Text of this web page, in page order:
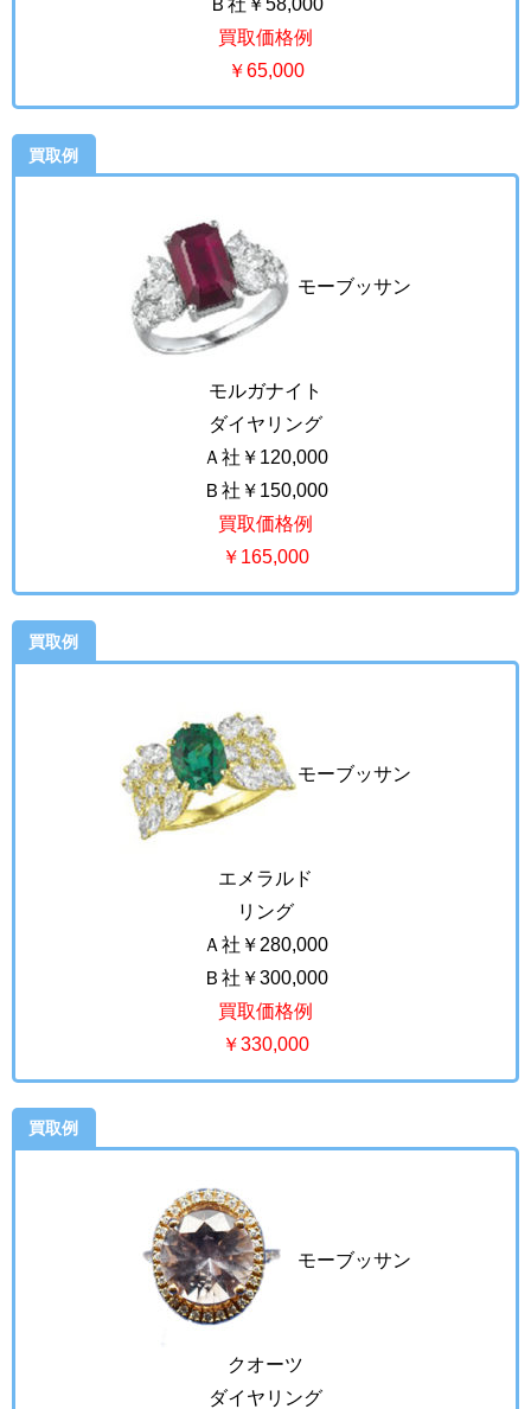
買取価格例
￥65,000
買取例
モーブッサン
モルガナイト
ダイヤリング
Ａ社￥120,000
Ｂ社￥150,000
買取価格例
￥165,000
買取例
モーブッサン
エメラルド
リング
Ａ社￥280,000
Ｂ社￥300,000
買取価格例
￥330,000
買取例
モーブッサン
クオーツ
ダイヤリング